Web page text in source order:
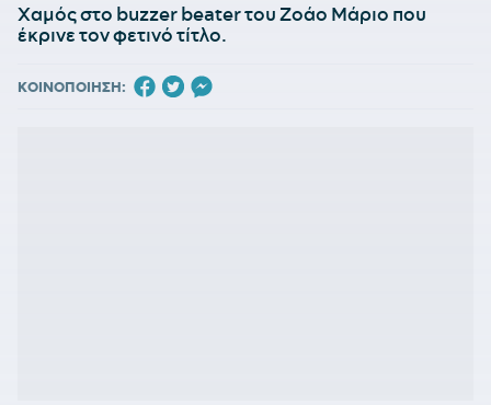
Χαμός στο buzzer beater του Ζοάο Μάριο που
έκρινε τον φετινό τίτλο.
ΚΟΙΝΟΠΟΙΗΣΗ: